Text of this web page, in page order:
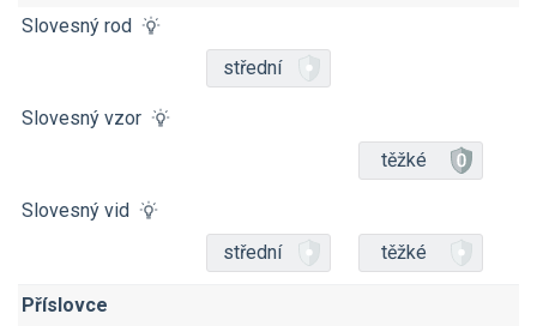
Slovesný rod
střední
Slovesný vzor
těžké
Slovesný vid
střední
těžké
Příslovce